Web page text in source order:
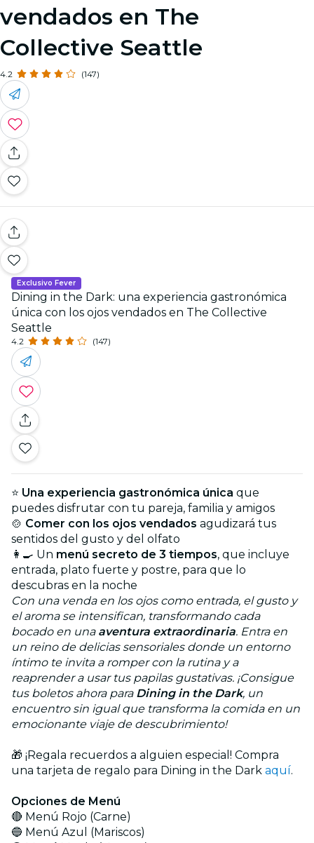
vendados en The
Collective Seattle
4.2 (147)
Exclusivo Fever
Dining in the Dark: una experiencia gastronómica
única con los ojos vendados en The Collective
Seattle
4.2 (147)
⭐ Una experiencia gastronómica única que
puedes disfrutar con tu pareja, familia y amigos
🍲 Comer con los ojos vendados agudizará tus
sentidos del gusto y del olfato
👩‍🍳 Un menú secreto de 3 tiempos, que incluye
entrada, plato fuerte y postre, para que lo
descubras en la noche
Con una venda en los ojos como entrada, el gusto y
el aroma se intensifican, transformando cada
bocado en una aventura extraordinaria. Entra en
un reino de delicias sensoriales donde un entorno
íntimo te invita a romper con la rutina y a
reaprender a usar tus papilas gustativas. ¡Consigue
tus boletos ahora para Dining in the Dark, un
encuentro sin igual que transforma la comida en un
emocionante viaje de descubrimiento!
🎁 ¡Regala recuerdos a alguien especial! Compra
una tarjeta de regalo para Dining in the Dark aquí.
Opciones de Menú
🔴 Menú Rojo (Carne)
🔵 Menú Azul (Mariscos)